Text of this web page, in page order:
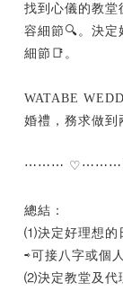
找到心儀的教堂
容細節🔍。決定
細節📑。
WATABE
婚禮，務求做到
⋯⋯⋯
總結：
⑴決定好理想的
⇨可接八字或個
⑵決定教堂及代